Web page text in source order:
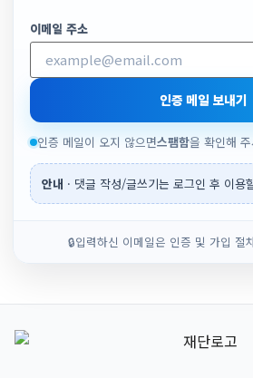
이메일 주소
인증 메일 보내기
인증 메일이 오지 않으면스팸함을 확인해
안내 · 댓글 작성/글쓰기는 로그인 후 이용
🔒입력하신 이메일은 인증 및 가입 절